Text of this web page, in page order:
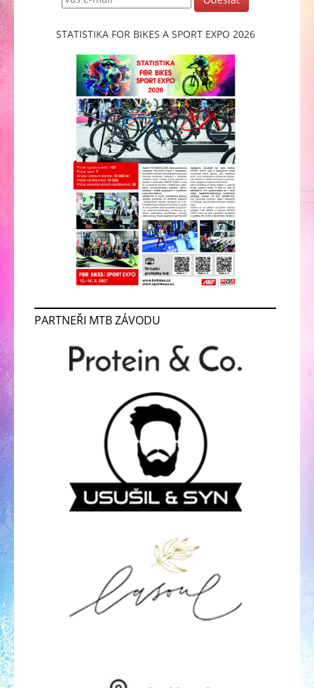
STATISTIKA FOR BIKES A SPORT EXPO 2026
PARTNEŘI MTB ZÁVODU